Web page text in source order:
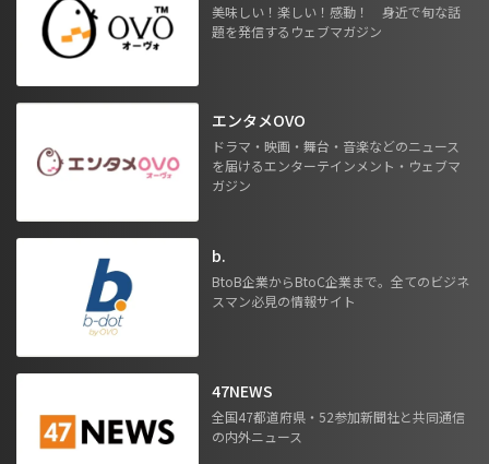
美味しい！楽しい！感動！ 身近で旬な話
題を発信するウェブマガジン
エンタメOVO
ドラマ・映画・舞台・音楽などのニュース
を届けるエンターテインメント・ウェブマ
ガジン
b.
BtoB企業からBtoC企業まで。全てのビジネ
スマン必見の情報サイト
47NEWS
全国47都道府県・52参加新聞社と共同通信
の内外ニュース